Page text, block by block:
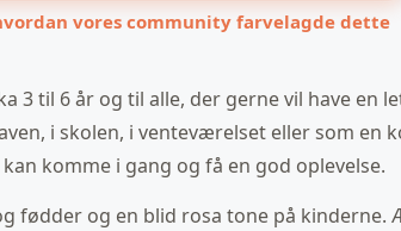
vores community farvelagde dette
3 til 6 år og til alle, der gerne vil have en
i skolen, i venteværelset eller som en
komme i gang og få en god oplevelse.
fødder og en blid rosa tone på kinderne.